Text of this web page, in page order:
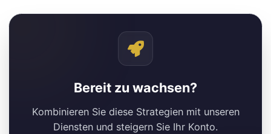
Bereit zu wachsen?
Kombinieren Sie diese Strategien mit unseren
Diensten und steigern Sie Ihr Konto.